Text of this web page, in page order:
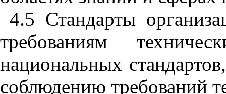
4.5 Стандарты
требованиям
национальных стандартов
соблюдению требований